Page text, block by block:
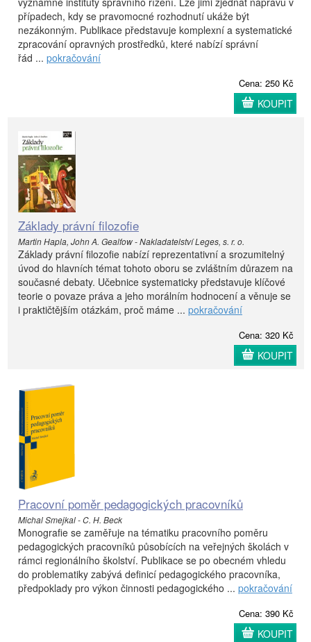
případech, kdy se pravomocné rozhodnutí ukáže být
nezákonným. Publikace představuje komplexní a systematické
zpracování opravných prostředků, které nabízí správní
řád ... pokračování
Cena: 250 Kč
KOUPIT
Základy právní filozofie
Martin Hapla, John A. Gealfow - Nakladatelství Leges, s. r. o.
Základy právní filozofie nabízí reprezentativní a srozumitelný
úvod do hlavních témat tohoto oboru se zvláštním důrazem na
současné debaty. Učebnice systematicky představuje klíčové
teorie o povaze práva a jeho morálním hodnocení a věnuje se
i praktičtějším otázkám, proč máme ... pokračování
Cena: 320 Kč
KOUPIT
Pracovní poměr pedagogických pracovníků
Michal Smejkal - C. H. Beck
Monografie se zaměřuje na tématiku pracovního poměru
pedagogických pracovníků působících na veřejných školách v
rámci regionálního školství. Publikace se po obecném vhledu
do problematiky zabývá definicí pedagogického pracovníka,
předpoklady pro výkon činnosti pedagogického ... pokračování
Cena: 390 Kč
KOUPIT